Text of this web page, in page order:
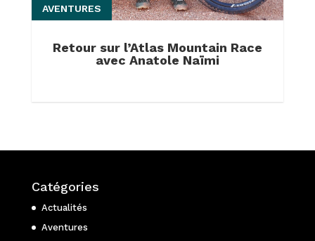
Retour sur l’Atlas Mountain Race
avec Anatole Naïmi
AVENTURES
Catégories
Actualités
Aventures